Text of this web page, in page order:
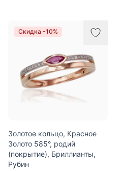
Скидка -10%
Золотое кольцо, Красное
Золото 585°, родий
(покрытие), Бриллианты,
Рубин